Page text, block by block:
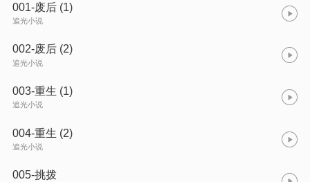
001-废后 (1)
追光小说
002-废后 (2)
追光小说
003-重生 (1)
追光小说
004-重生 (2)
追光小说
005-挑拨